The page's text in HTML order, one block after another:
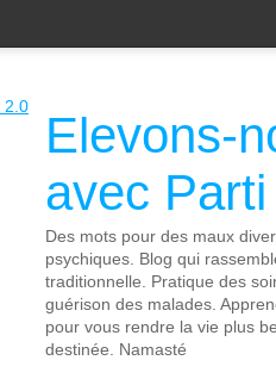
Elevons-
avec
Des mots pour des maux
psychiques. Blog qui
traditionnelle. Pratique des
guérison des malades.
pour vous rendre la vie plus
destinée. Namasté